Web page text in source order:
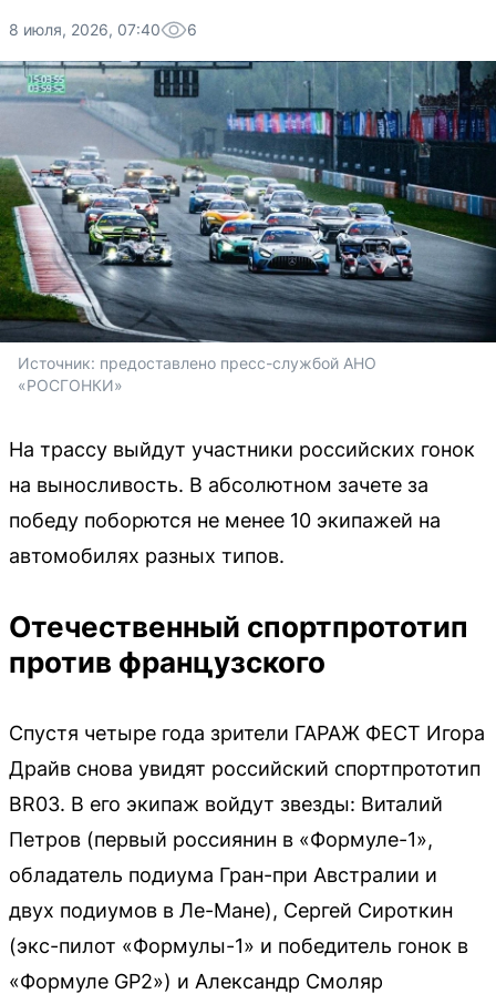
8 июля, 2026, 07:40 6
Источник: предоставлено пресс-службой АНО
«РОСГОНКИ»
На трассу выйдут участники российских гонок
на выносливость. В абсолютном зачете за
победу поборются не менее 10 экипажей на
автомобилях разных типов.
Отечественный спортпрототип
против французского
Спустя четыре года зрители ГАРАЖ ФЕСТ Игора
Драйв снова увидят российский спортпрототип
BR03. В его экипаж войдут звезды: Виталий
Петров (первый россиянин в «Формуле-1»,
обладатель подиума Гран-при Австралии и
двух подиумов в Ле-Мане), Сергей Сироткин
(экс-пилот «Формулы-1» и победитель гонок в
«Формуле GP2») и Александр Смоляр